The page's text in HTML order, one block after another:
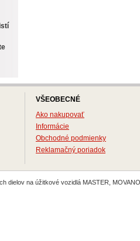
VŠEOBECNÉ
Ako nakupovať
Informácie
Obchodné podmienky
Reklamačný poriadok
dielov na úžitkové vozidlá MASTER,